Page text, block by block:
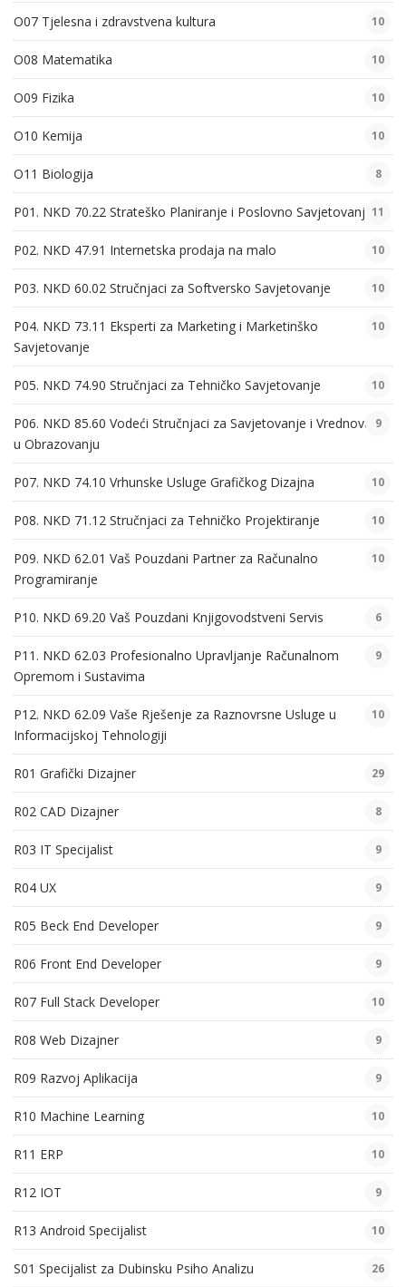
O07 Tjelesna i zdravstvena kultura 10
O08 Matematika 10
O09 Fizika 10
O10 Kemija 10
O11 Biologija 8
P01. NKD 70.22 Strateško Planiranje i Poslovno Savjetovanje11
P02. NKD 47.91 Internetska prodaja na malo 10
P03. NKD 60.02 Stručnjaci za Softversko Savjetovanje 10
P04. NKD 73.11 Eksperti za Marketing i Marketinško
Savjetovanje
10
P05. NKD 74.90 Stručnjaci za Tehničko Savjetovanje 10
P06. NKD 85.60 Vodeći Stručnjaci za Savjetovanje i Vrednovanje
u Obrazovanju
9
P07. NKD 74.10 Vrhunske Usluge Grafičkog Dizajna 10
P08. NKD 71.12 Stručnjaci za Tehničko Projektiranje 10
P09. NKD 62.01 Vaš Pouzdani Partner za Računalno
Programiranje
10
P10. NKD 69.20 Vaš Pouzdani Knjigovodstveni Servis 6
P11. NKD 62.03 Profesionalno Upravljanje Računalnom
Opremom i Sustavima
9
P12. NKD 62.09 Vaše Rješenje za Raznovrsne Usluge u
Informacijskoj Tehnologiji
10
R01 Grafički Dizajner 29
R02 CAD Dizajner 8
R03 IT Specijalist 9
R04 UX 9
R05 Beck End Developer 9
R06 Front End Developer 9
R07 Full Stack Developer 10
R08 Web Dizajner 9
R09 Razvoj Aplikacija 9
R10 Machine Learning 10
R11 ERP 10
R12 IOT 9
R13 Android Specijalist 10
S01 Specijalist za Dubinsku Psiho Analizu 26